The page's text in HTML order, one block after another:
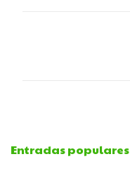
Entradas populares